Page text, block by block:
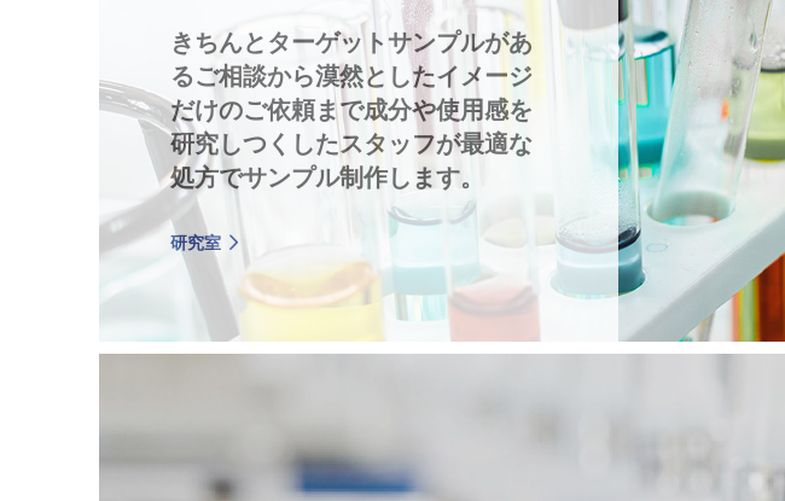
きちんとターゲットサンプルがあ
るご相談から漠然としたイメージ
だけのご依頼まで成分や使用感を
研究しつくしたスタッフが最適な
処方でサンプル制作します。
研究室